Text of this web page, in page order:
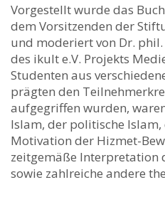
Vorgestellt wurde das
dem Vorsitzenden der
und moderiert von Dr.
des ikult e.V. Projekts
Studenten aus
prägten den
aufgegriffen wurden,
Islam, der politische
Motivation der Hizmet-
zeitgemäße Interpretation
sowie zahlreiche andere